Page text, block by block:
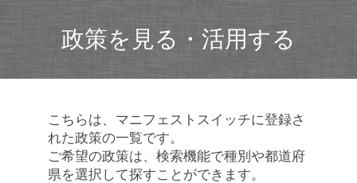
政策を見る・活用する
こちらは、マニフェストスイッチに登録さ
れた政策の一覧です。
ご希望の政策は、検索機能で種別や都道府
県を選択して探すことができます。